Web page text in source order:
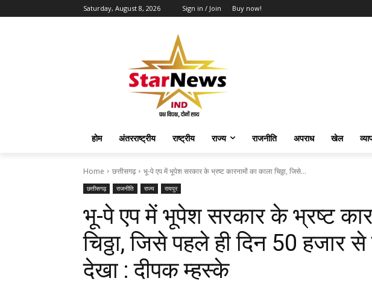
Saturday, August 8, 2026 Sign in / Join Buy now!
होम अंतरराष्ट्रीय राष्ट्रीय राज्य राजनीति अपराध खेल
Home छत्तीसगढ़ भू-पे एप में भूपेश सरकार के भ्रष्ट कारनामों का काला चिठ्ठा, जिसे...
छत्तीसगढ़ राजनीति राज्य रायपुर
भू-पे एप में भूपेश सरकार के भ्रष्ट
चिठ्ठा, जिसे पहले ही दिन 50 हजार से
देखा : दीपक म्हस्के